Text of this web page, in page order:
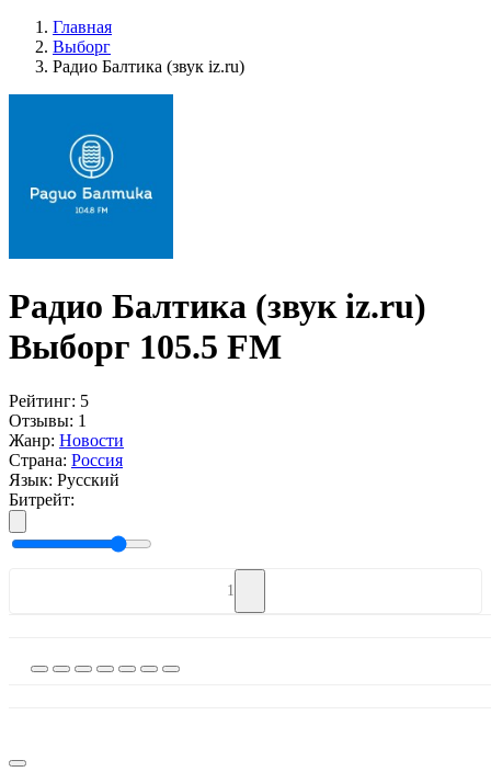
Главная
Выборг
Радио Балтика (звук iz.ru)
Радио Балтика (звук iz.ru)
Выборг 105.5 FM
Рейтинг: 5
Отзывы: 1
Жанр: Новости
Страна: Россия
Язык: Русский
Битрейт:
1